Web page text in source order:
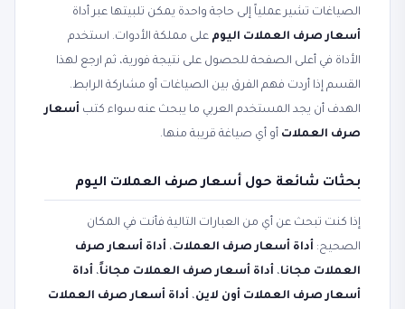
الصياغات تشير عملياً إلى حاجة واحدة يمكن تلبيتها عبر أداة
أسعار صرف العملات اليوم على مملكة الأدوات. استخدم
الأداة في أعلى الصفحة للحصول على نتيجة فورية، ثم ارجع لهذا
القسم إذا أردت فهم الفرق بين الصياغات أو مشاركة الرابط.
الهدف أن يجد المستخدم العربي ما يبحث عنه سواء كتب أسعار
صرف العملات أو أي صياغة قريبة منها.
بحثات شائعة حول أسعار صرف العملات اليوم
إذا كنت تبحث عن أي من العبارات التالية فأنت في المكان
الصحيح: أداة أسعار صرف العملات، أداة أسعار صرف
العملات مجانا، أداة أسعار صرف العملات مجاناً، أداة
أسعار صرف العملات أون لاين، أداة أسعار صرف العملات